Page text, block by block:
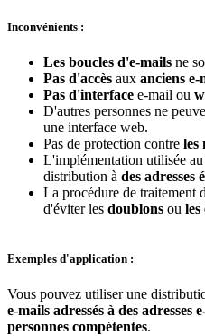
Inconvénients :
Les boucles d'e-mails ne
Pas d'accès aux anciens e-
Pas d'interface e-mail ou
D'autres personnes ne
une interface web.
Pas de protection contre les
L'implémentation utilisée
distribution à des adresses
La procédure de traitement
d'éviter les doublons ou les
Exemples d'application :
Vous pouvez utiliser une
e-mails adressés à des adresses
personnes compétentes.